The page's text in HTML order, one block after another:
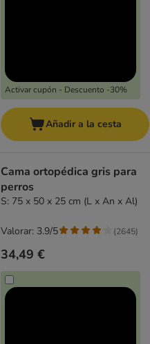
Activar cupón - Descuento -30%
Añadir a la cesta
Cama ortopédica gris para
perros
S: 75 x 50 x 25 cm (L x An x Al)
34,49 €
Valorar: 3.9/5 (2645)